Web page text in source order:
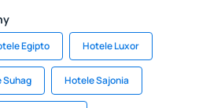
Egipto Hotele Luxor
Suhag Hotele Sajonia